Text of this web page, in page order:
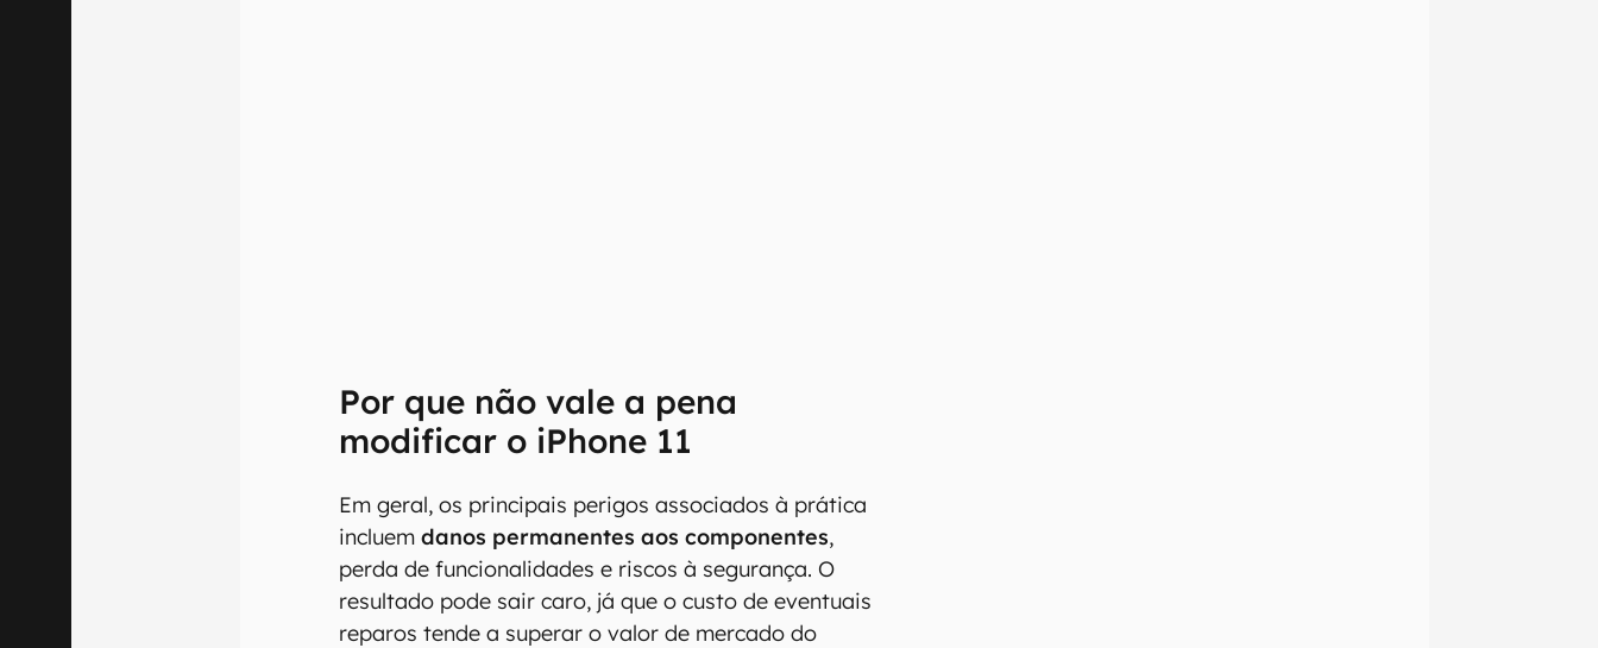
Por que não vale a pena
modificar o iPhone 11
Em geral, os principais perigos associados à prática
incluemdanos permanentes aos componentes,
perda de funcionalidades e riscos à segurança. O
resultado pode sair caro, já que o custo de eventuais
reparos tende a superar o valor de mercado do